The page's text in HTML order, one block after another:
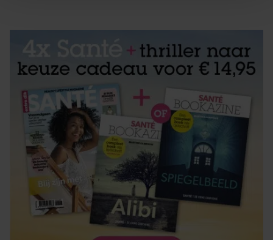
informatie over uw gebruik van onze site met onze
partners voor social media, adverteren en analyse. Deze
partners kunnen deze gegevens combineren met andere
verzameld op basis van uw gebruik van hun services. U
gaat akkoord met onze cookies als u onze website blijft
gebruiken.